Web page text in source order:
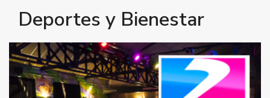
Deportes y Bienestar